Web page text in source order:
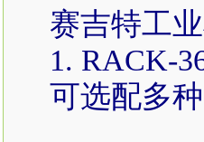
赛吉特工
1. RACK-
可选配多种